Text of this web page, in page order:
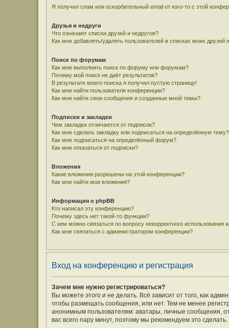
Я получил спам или оскорбительный email от кого-то с этой
Друзья и недруги
Что означают списки друзей и недругов?
Как мне добавлять/удалять пользователей в списках моих друзей
Поиск по форумам
Как мне выполнить поиск по форуму или форумам?
Почему мой поиск не даёт результатов?
В результате моего поиска я получил пустую страницу!
Как мне найти пользователя конференции?
Как мне найти свои сообщения и созданные мной темы?
Подписки и закладки
Чем закладки отличаются от подписок?
Как мне сделать закладку или подписаться на определённую тему?
Как мне подписаться на определённый форум?
Как мне отказаться от подписки?
Вложения
Какие вложения разрешены на этой конференции?
Как мне найти мои вложения?
Информация о phpBB
Кто написал эту конференцию?
Почему здесь нет такой-то функции?
С кем можно связаться по вопросу некорректного
Как мне связаться с администратором конференции?
Вход на конференцию и регистрация
Зачем мне нужно регистрироваться?
Вы можете этого и не делать. Всё зависит от того, как
чтобы размещать сообщения, или нет. Тем не менее
анонимным пользователям: аватары, личные сообщения,
вас всего пару минут, поэтому мы рекомендуем это сделать.